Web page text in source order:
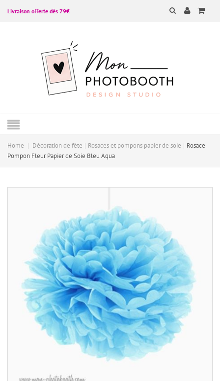
Livraison offerte dès 79€
Home Décoration de fête Rosaces et pompons papier de soie
Rosace
Pompon Fleur Papier de Soie Bleu Aqua